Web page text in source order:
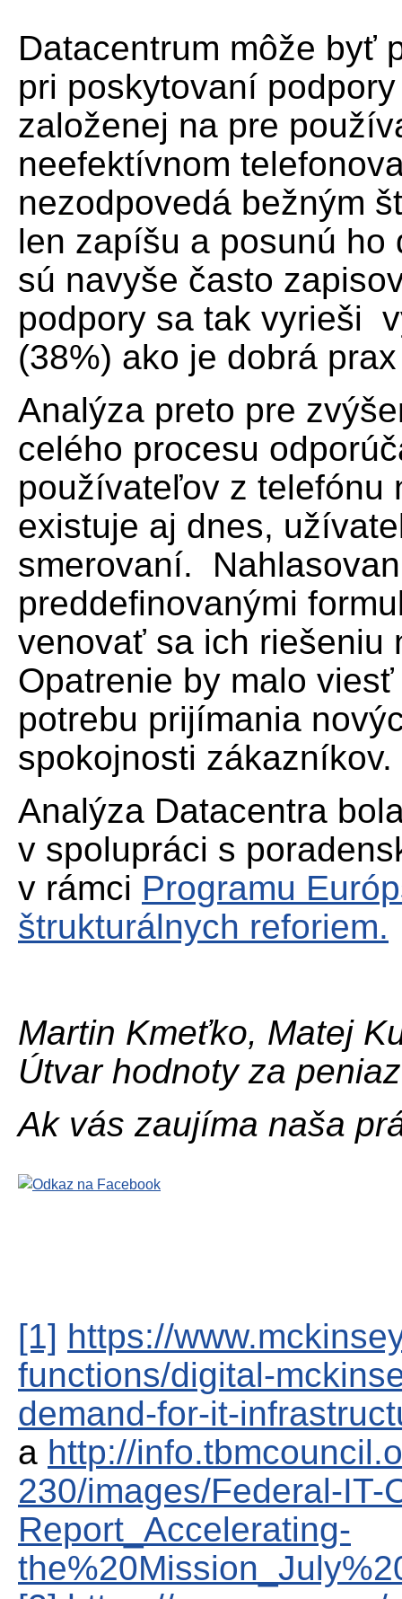
Datacentrum môže byť
pri poskytovaní
založenej na pre
neefektívnom
nezodpovedá bežným
len zapíšu a posunú
sú navyše často
podpory sa tak vyrieši
(38%) ako je dobrá
Analýza preto pre
celého procesu
používateľov z telefónu
existuje aj dnes,
smerovaní.
preddefinovanými
venovať sa ich riešeniu
Opatrenie by malo
potrebu prijímania
spokojnosti zákazníkov.
Analýza Datacentra
v spolupráci s
v rámci Programu
štrukturálnych reforiem.
Martin Kmeťko, Matej
Útvar hodnoty za
Ak vás zaujíma naša
[1] https://
functions/digital-
demand-for-it-
a http://
230/images/Federal-IT-
Report_Accelerating-